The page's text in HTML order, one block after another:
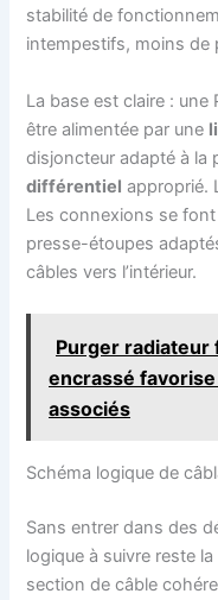
stabilité de
intempestifs, moins de
La base est claire : une
être alimentée par une
disjoncteur adapté à la
différentiel approprié.
Les connexions se
presse-étoupes
câbles vers l’intérieur.
Purger radiateur
encrassé
associés
Schéma logique de
Sans entrer dans des
logique à suivre reste
section de câble